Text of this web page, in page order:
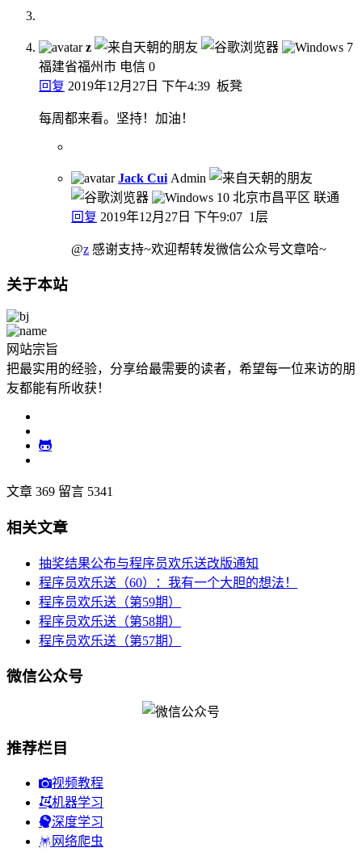
z
福建省福州市 电信 0
回复 2019年12月27日 下午4:39 板凳
每周都来看。坚持！加油！
Jack Cui Admin
北京市昌平区 联通
回复 2019年12月27日 下午9:07 1层
@z 感谢支持~欢迎帮转发微信公众号文章哈~
关于本站
网站宗旨
把最实用的经验，分享给最需要的读者，希望每一位来访的朋
友都能有所收获！
文章 369 留言 5341
相关文章
抽奖结果公布与程序员欢乐送改版通知
程序员欢乐送（60）：我有一个大胆的想法！
程序员欢乐送（第59期）
程序员欢乐送（第58期）
程序员欢乐送（第57期）
微信公众号
推荐栏目
视频教程
机器学习
深度学习
网络爬虫